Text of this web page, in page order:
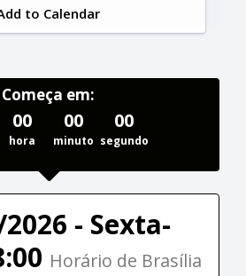
to Calendar
Começa em:
00
hora
00
minuto
00
segundo
- Sexta-
Horário de Brasília